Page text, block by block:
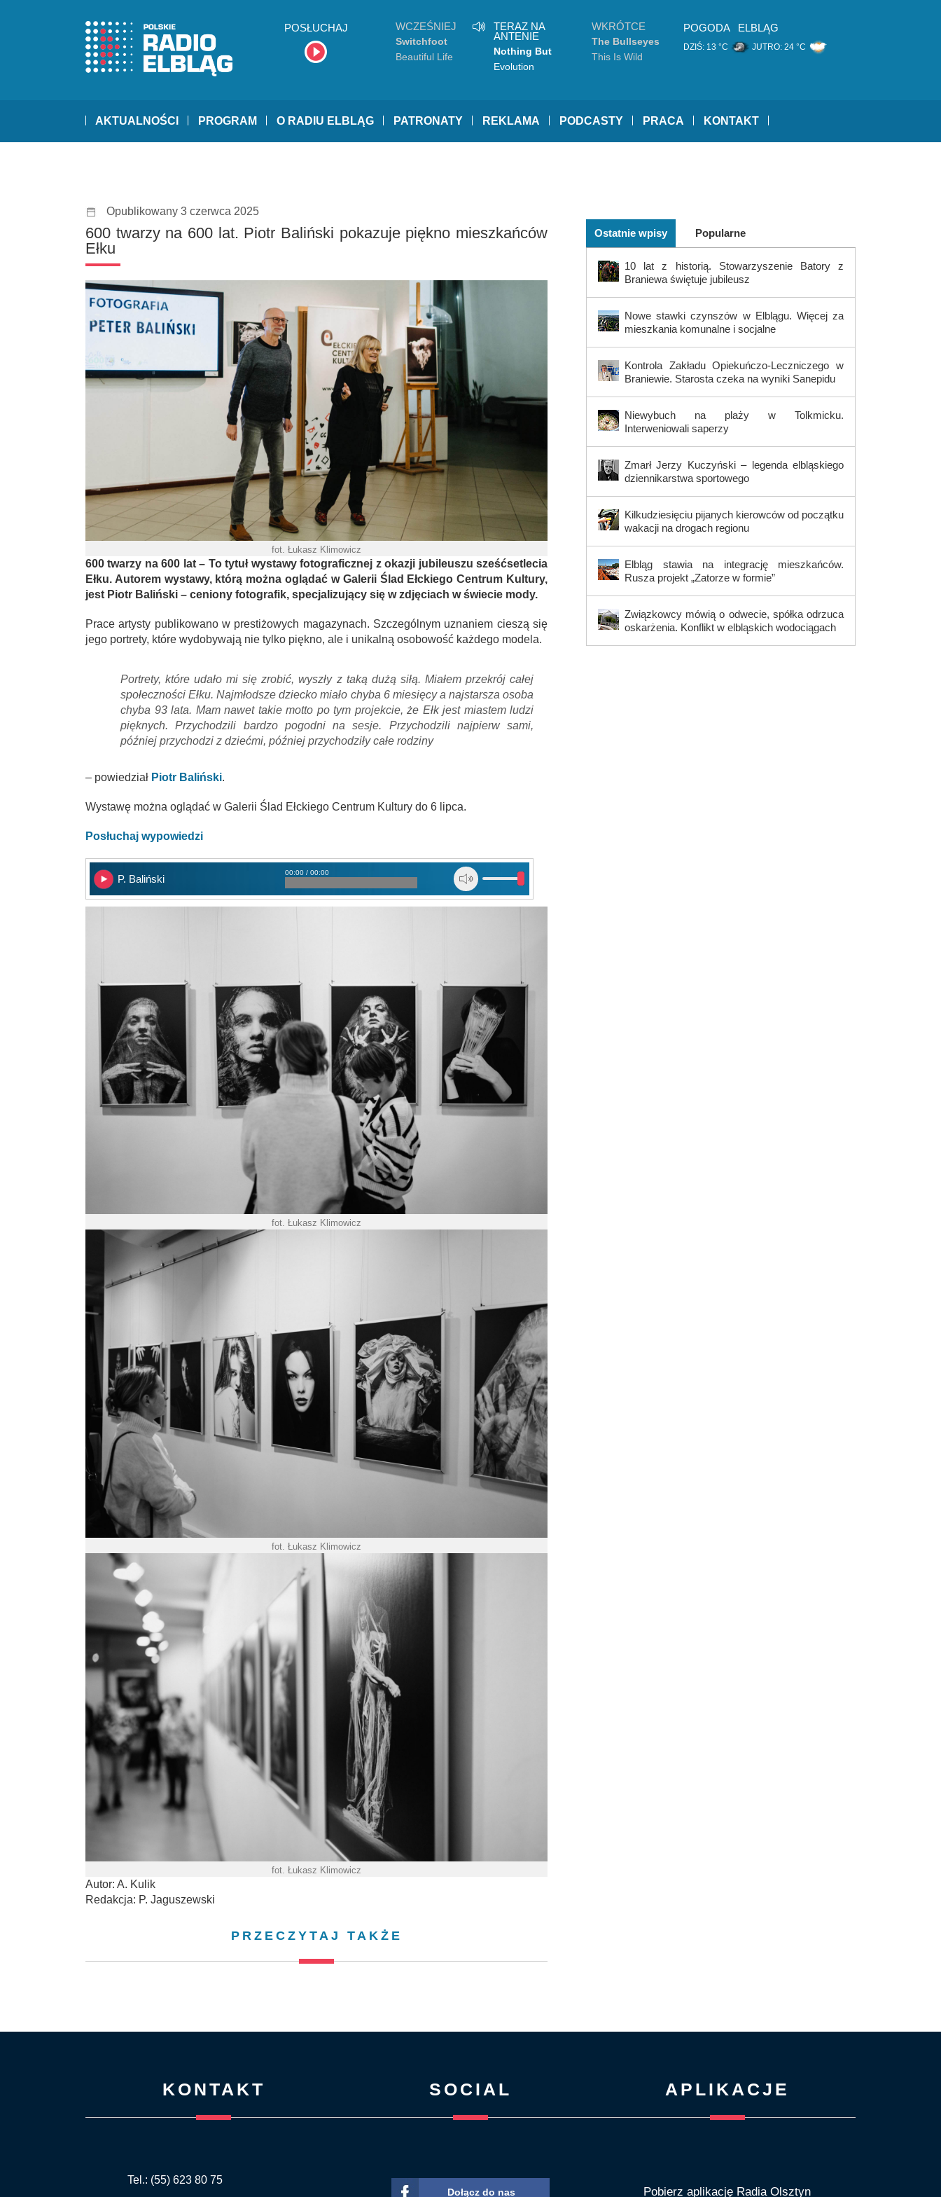
POSŁUCHAJ WCZEŚNIEJ
Switchfoot
Beautiful Life
TERAZ NA
ANTENIE
Nothing But
Thieves
Evolution
WKRÓTCE
The Bullseyes
This Is Wild
POGODA ELBLĄG
DZIŚ: 13 °C JUTRO: 24 °C
AKTUALNOŚCI PROGRAM O RADIU ELBLĄG PATRONATY REKLAMA PODCASTY PRACA KONTAKT
Opublikowany 3 czerwca 2025
600 twarzy na 600 lat. Piotr Baliński pokazuje piękno mieszkańców
Ełku
fot. Łukasz Klimowicz
600 twarzy na 600 lat – To tytuł wystawy fotograficznej z okazji jubileuszu sześćsetlecia
Ełku. Autorem wystawy, którą można oglądać w Galerii Ślad Ełckiego Centrum Kultury,
jest Piotr Baliński – ceniony fotografik, specjalizujący się w zdjęciach w świecie mody.
Prace artysty publikowano w prestiżowych magazynach. Szczególnym uznaniem cieszą się
jego portrety, które wydobywają nie tylko piękno, ale i unikalną osobowość każdego modela.
Portrety, które udało mi się zrobić, wyszły z taką dużą siłą. Miałem przekrój całej
społeczności Ełku. Najmłodsze dziecko miało chyba 6 miesięcy a najstarsza osoba
chyba 93 lata. Mam nawet takie motto po tym projekcie, że Ełk jest miastem ludzi
pięknych. Przychodzili bardzo pogodni na sesje. Przychodzili najpierw sami,
później przychodzi z dziećmi, później przychodziły całe rodziny
– powiedział Piotr Baliński.
Wystawę można oglądać w Galerii Ślad Ełckiego Centrum Kultury do 6 lipca.
Posłuchaj wypowiedzi
P. Baliński
00:00 / 00:00
fot. Łukasz Klimowicz
fot. Łukasz Klimowicz
fot. Łukasz Klimowicz
Autor: A. Kulik
Redakcja: P. Jaguszewski
PRZECZYTAJ TAKŻE
Ostatnie wpisy Popularne
10 lat z historią. Stowarzyszenie Batory z
Braniewa świętuje jubileusz
Nowe stawki czynszów w Elblągu. Więcej za
mieszkania komunalne i socjalne
Kontrola Zakładu Opiekuńczo-Leczniczego w
Braniewie. Starosta czeka na wyniki Sanepidu
Niewybuch na plaży w Tolkmicku.
Interweniowali saperzy
Zmarł Jerzy Kuczyński – legenda elbląskiego
dziennikarstwa sportowego
Kilkudziesięciu pijanych kierowców od początku
wakacji na drogach regionu
Elbląg stawia na integrację mieszkańców.
Rusza projekt „Zatorze w formie”
Związkowcy mówią o odwecie, spółka odrzuca
oskarżenia. Konflikt w elbląskich wodociągach
KONTAKT
Tel.: (55) 623 80 75
SOCIAL
Dołącz do nas
APLIKACJE
Pobierz aplikację Radia Olsztyn